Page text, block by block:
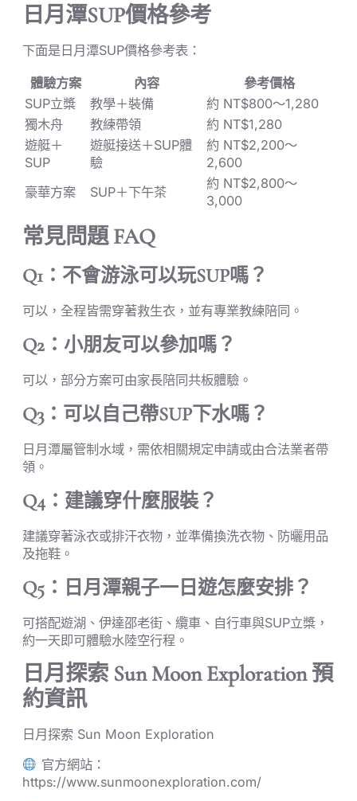
日月潭SUP價格參考
下面是日月潭SUP價格參考表：
體驗方案 內容
參考價格
SUP立槳
教學＋裝備
約 NT$800～1,280
獨木舟
教練帶領
約 NT$1,280
遊艇＋
SUP
遊艇接送＋SUP體
驗
約 NT$2,200～
2,600
豪華方案
SUP＋下午茶
約 NT$2,800～
3,000
常見問題 FAQ
Q1：不會游泳可以玩SUP嗎？
可以，全程皆需穿著救生衣，並有專業教練陪同。
Q2：小朋友可以參加嗎？
可以，部分方案可由家長陪同共板體驗。
Q3：可以自己帶SUP下水嗎？
日月潭屬管制水域，需依相關規定申請或由合法業者帶
領。
Q4：建議穿什麼服裝？
建議穿著泳衣或排汗衣物，並準備換洗衣物、防曬用品
及拖鞋。
Q5：日月潭親子一日遊怎麼安排？
可搭配遊湖、伊達邵老街、纜車、自行車與SUP立槳，
約一天即可體驗水陸空行程。
日月探索 Sun Moon Exploration 預
約資訊
日月探索 Sun Moon Exploration
官方網站：
https://www.sunmoonexploration.com/